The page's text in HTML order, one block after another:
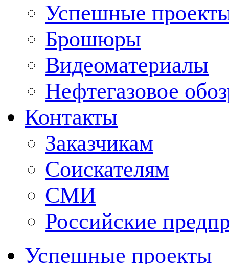
Успешные
Брошюры
Видеоматериалы
Нефтегазовое
Контакты
Заказчикам
Соискателям
СМИ
Российские
Успешные проекты